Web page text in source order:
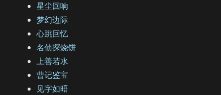
星尘回响
梦幻边际
心跳回忆
名侦探烧饼
上善若水
曹记鉴宝
见字如晤